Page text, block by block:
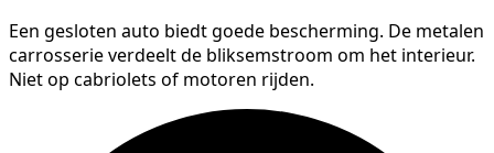
Een gesloten auto biedt goede bescherming. De metalen
carrosserie verdeelt de bliksemstroom om het interieur.
Niet op cabriolets of motoren rijden.